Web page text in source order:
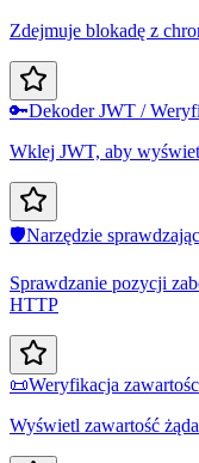
Zdejmuje blokadę z
🔑Dekoder JWT /
Wklej JWT, aby
🛡️Narzędzie
Sprawdzanie pozycji
HTTP
📜Weryfikacja
Wyświetl zawartość